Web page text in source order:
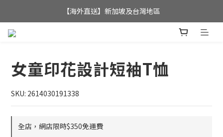
全店滿$350，即可享港澳地區免運費;
【海外直送】新加坡及台灣地區
女童印花設計短袖T恤
SKU: 2614030191338
全店，網店限時$350免運費